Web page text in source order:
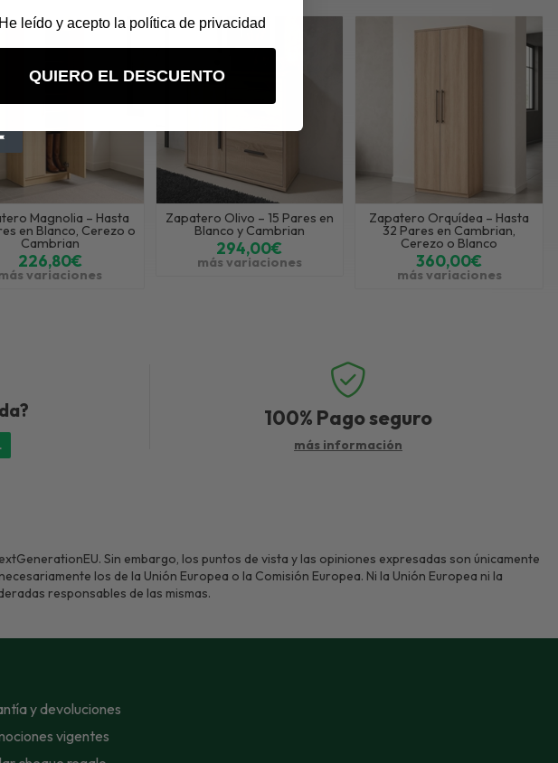
Magnolia – Hasta
en Blanco, Cerezo o
Cambrian
226,80€
variaciones
Zapatero Olivo – 15 Pares en
Blanco y Cambrian
294,00€
más variaciones
Zapatero Orquídea – Hasta
32 Pares en Cambrian,
Cerezo o Blanco
360,00€
más variaciones
100% Pago seguro
más información
Sin embargo, los puntos de vista y las opiniones expresadas son únicamente
los de la Unión Europea o la Comisión Europea. Ni la Unión Europea ni la
responsables de las mismas.
y devoluciones
vigentes
He leído y acepto la política de privacidad
QUIERO EL DESCUENTO